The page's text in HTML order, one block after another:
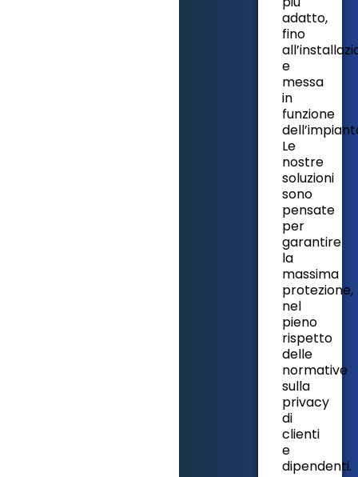
adatto,
fino
e
messa
in
funzione
Le
nostre
soluzioni
sono
pensate
per
garantire
la
massima
protezione,
nel
pieno
rispetto
delle
normative
sulla
privacy
di
clienti
e
dipendenti.